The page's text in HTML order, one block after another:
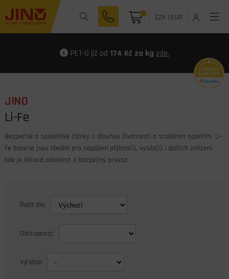
0 CZK| EUR
PET-G již od 174 Kč za kg zde.
JINO
Li-Fe
Bezpečné a spolehlivé články s dlouhou životností a stabilním napětím. Li-
Fe baterie jsou ideální pro napájení přijímačů, vysílačů i dalších zařízení,
kde je klíčová odolnost a bezpečný provoz.
Řadit dle:
Dostupnost:
Výrobce